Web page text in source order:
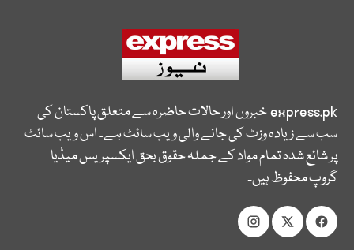
express.pkخبروں اور حالات حاضرہ سے متعلق پاکستان کی
سب سے زیادہ وزٹ کی جانے والی ویب سائٹ ہے۔ اس ویب سائٹ
پر شائع شدہ تمام مواد کے جملہ حقوق بحق ایکسپریس میڈیا
گروپ محفوظ ہیں۔